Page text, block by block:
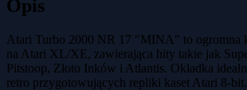
Opis
Atari Turbo 2000 NR 17 "MINA" to ogromna
na Atari XL/XE, zawierająca hity takie jak
Pitstoop, Złoto Inków i Atlantis. Okładka
retro przygotowujących repliki kaset Atari 8-bit.